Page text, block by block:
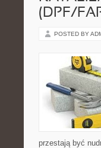
(DPF/
POSTED BY
przestają być